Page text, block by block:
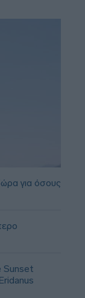
για όσους
Sunset